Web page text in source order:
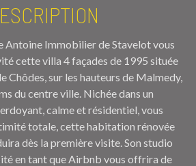
Antoine Immobilier de Stavelot vous
cette villa 4 façades de 1995 située
Chôdes, sur les hauteurs de Malmedy,
du centre ville. Nichée dans un
calme et résidentiel, vous
totale, cette habitation rénovée
dès la première visite. Son studio
en tant que Airbnb vous offrira de